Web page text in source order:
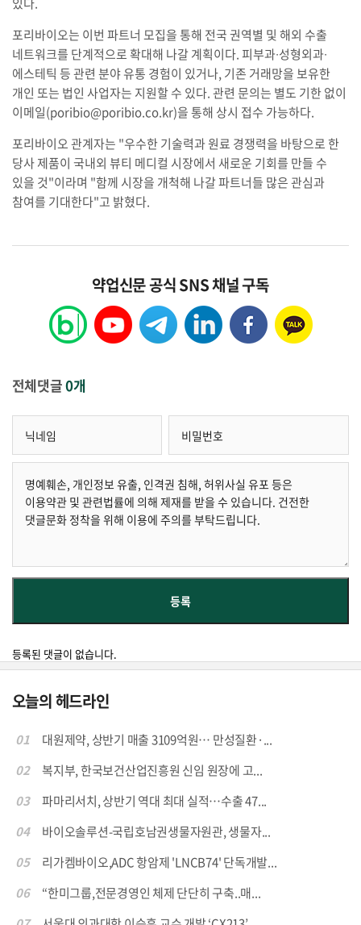
포리바이오는 이번 파트너 모집을 통해 전국 권역별 및 해외 수출
네트워크를 단계적으로 확대해 나갈 계획이다. 피부과∙성형외과∙
에스테틱 등 관련 분야 유통 경험이 있거나, 기존 거래망을 보유한
개인 또는 법인 사업자는 지원할 수 있다. 관련 문의는 별도 기한 없이
이메일(poribio@poribio.co.kr)을 통해 상시 접수 가능하다.
포리바이오 관계자는 "우수한 기술력과 원료 경쟁력을 바탕으로 한
당사 제품이 국내외 뷰티 메디컬 시장에서 새로운 기회를 만들 수
있을 것"이라며 "함께 시장을 개척해 나갈 파트너들 많은 관심과
참여를 기대한다"고 밝혔다.
약업신문 공식 SNS 채널 구독
전체댓글0개
등록된 댓글이 없습니다.
오늘의 헤드라인
01
대원제약, 상반기 매출 3109억원… 만성질환·...
02
복지부, 한국보건산업진흥원 신임 원장에 고...
03
파마리서치, 상반기 역대 최대 실적…수출 47...
04
바이오솔루션-국립호남권생물자원관, 생물자...
05
리가켐바이오,ADC 항암제 'LNCB74' 단독개발...
06
“한미그룹,전문경영인 체제 단단히 구축..매...